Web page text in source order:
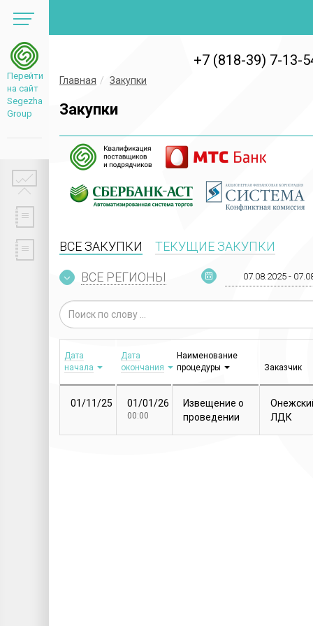
Перейти
на сайт
Segezha
Group
+7 (818-39) 7-13-
Главная Закупки
Закупки
ВСЕ ЗАКУПКИ ТЕКУЩИЕ ЗАКУПКИ
ВСЕ РЕГИОНЫ
Дата
начала
Дата
окончания
Наименование
процедуры
Заказчик
01/11/25 01/01/26
00:00
Извещение о
проведении
ЛДК